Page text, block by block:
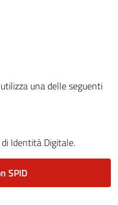
una delle seguenti
Identità Digitale.
SPID